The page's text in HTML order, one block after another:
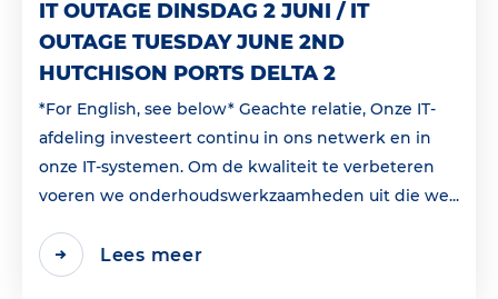
IT OUTAGE DINSDAG 2 JUNI / IT
OUTAGE TUESDAY JUNE 2ND
HUTCHISON PORTS DELTA 2
*For English, see below* Geachte relatie, Onze IT-
afdeling investeert continu in ons netwerk en in
onze IT-systemen. Om de kwaliteit te verbeteren
voeren we onderhoudswerkzaamheden uit die we...
Lees meer